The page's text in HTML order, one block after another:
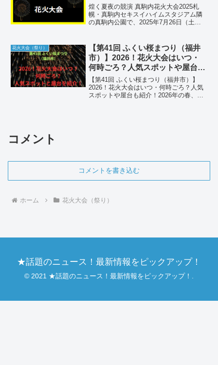
煌く夏夜の競演 真駒内花火大会2025札
幌・真駒内セキスイハイムスタジアム隣
の真駒内公園で、2025年7月26日（土）
宴を楽しもう。①会場はどこにある？打
ち...
花火大会（祭り）
【第41回 ふくい桜まつり（福井
市）】2026！花火大会はいつ・
何時ごろ？人気スポットや屋台も
紹介！
【第41回 ふくい桜まつり（福井市）】
2026！花火大会はいつ・何時ごろ？人気
スポットや屋台も紹介！2026年の春、北
コメント
コメントを書き込む
ホーム 花火大会（祭り）
★話題のニュース！最新情報をピックアップ！
© 2021 ★話題のニュース！最新情報をピックアップ！.